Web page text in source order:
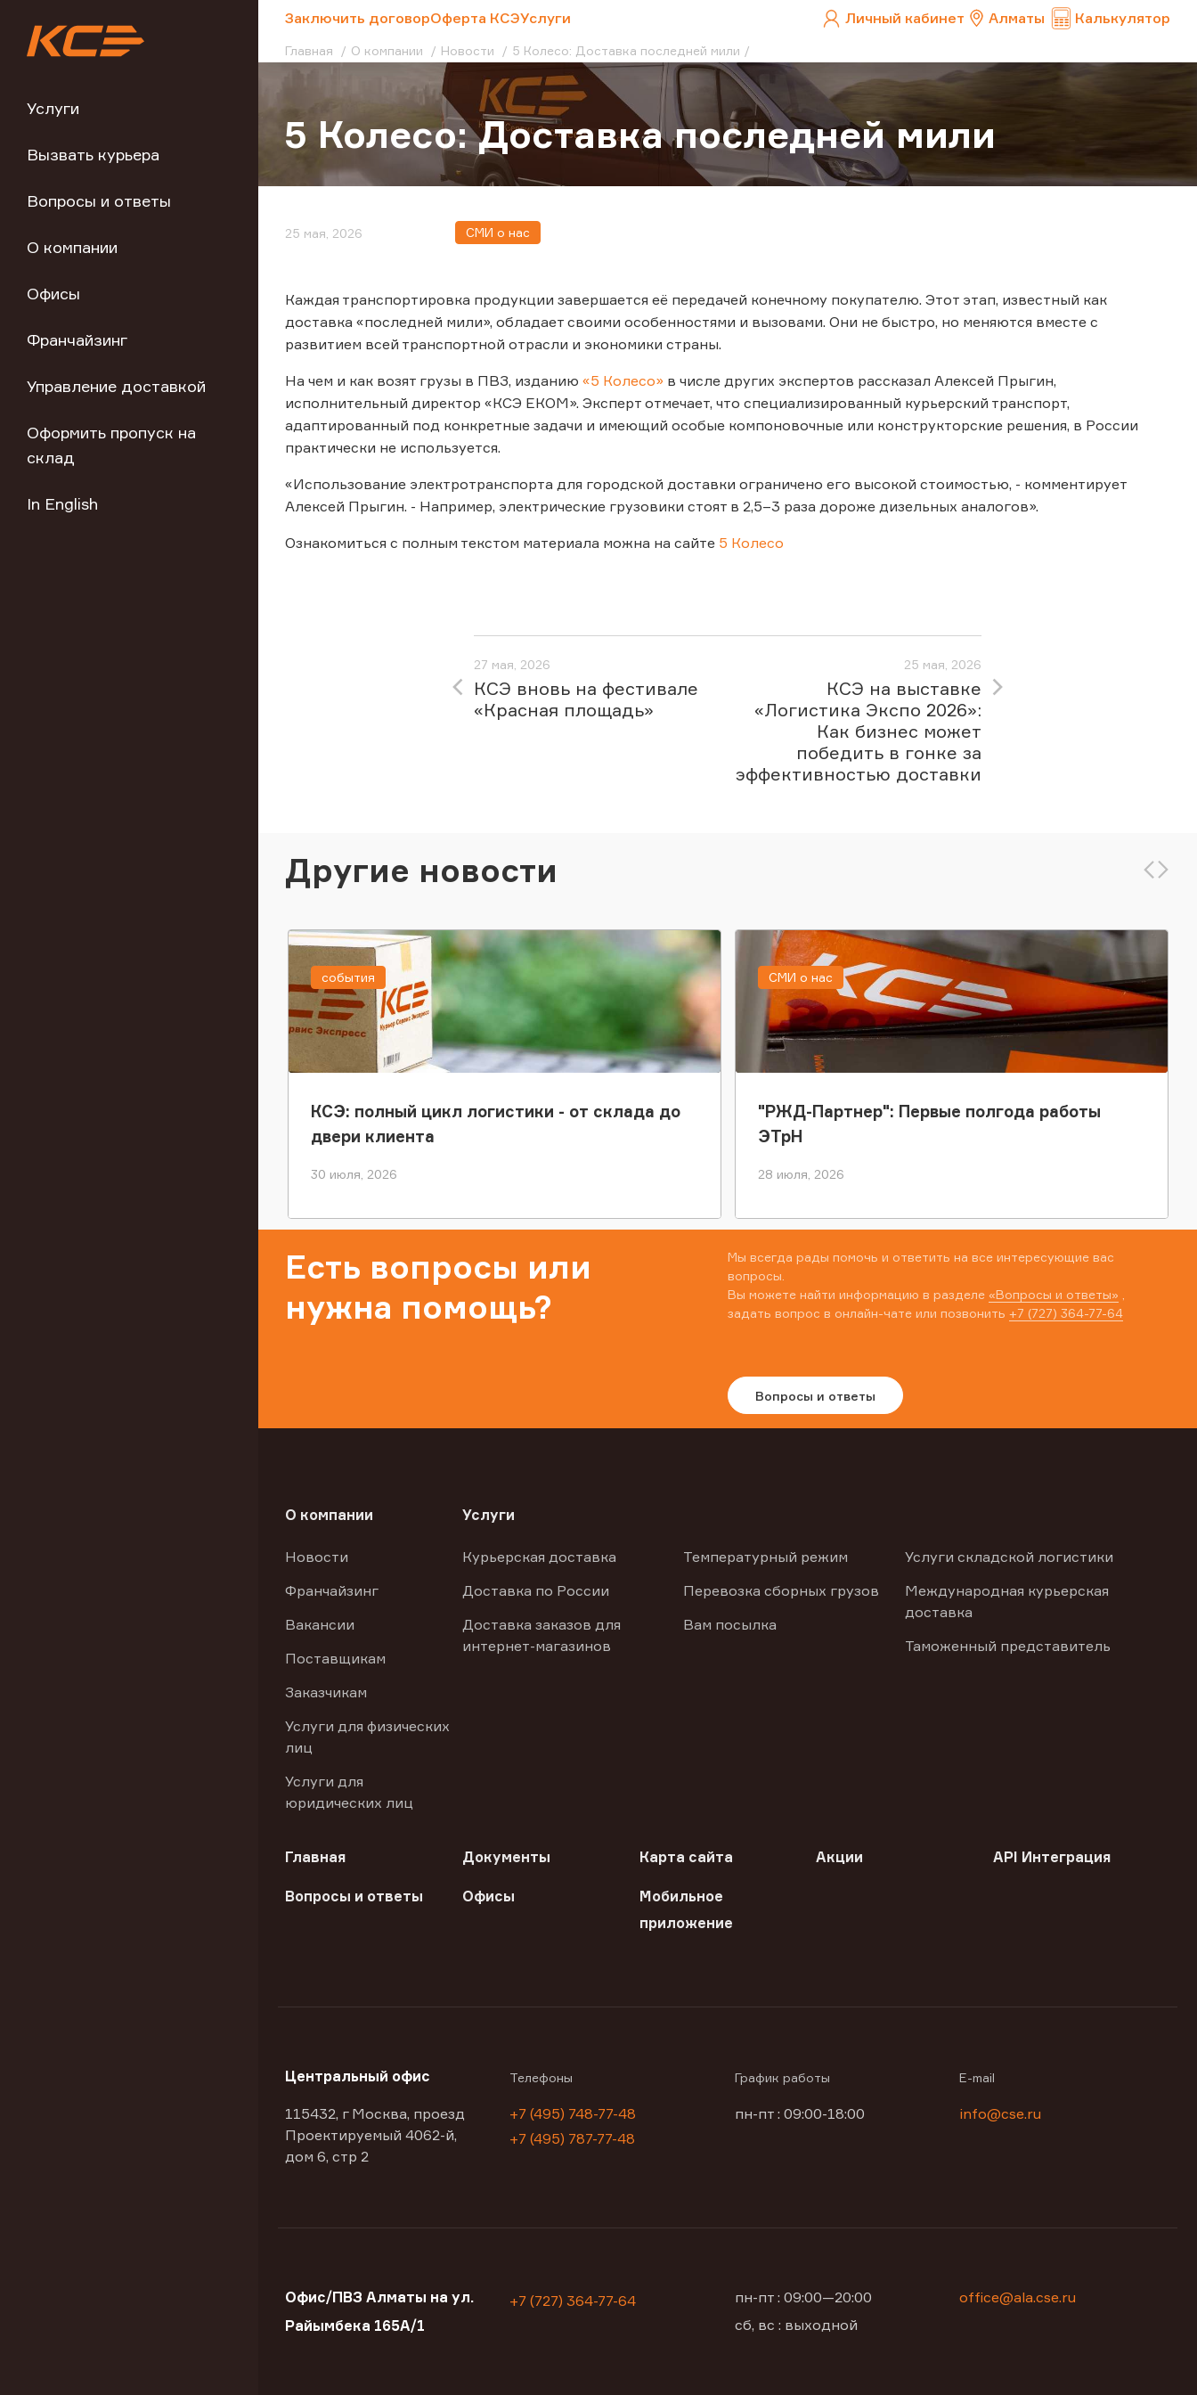
Услуги
Вызвать курьера
Вопросы и ответы
О компании
Офисы
Франчайзинг
Управление доставкой
Оформить пропуск на
склад
In English
Заключить договорОферта КСЭУслуги Личный кабинет Алматы Калькулятор
Главная О компании Новости 5 Колесо: Доставка последней мили
5 Колесо: Доставка последней мили
25 мая, 2026 СМИ о нас
Каждая транспортировка продукции завершается её передачей конечному покупателю. Этот этап, известный как
доставка «последней мили», обладает своими особенностями и вызовами. Они не быстро, но меняются вместе с
развитием всей транспортной отрасли и экономики страны.
На чем и как возят грузы в ПВЗ, изданию «5 Колесо» в числе других экспертов рассказал Алексей Прыгин,
исполнительный директор «КСЭ ЕКОМ». Эксперт отмечает, что специализированный курьерский транспорт,
адаптированный под конкретные задачи и имеющий особые компоновочные или конструкторские решения, в России
практически не используется.
«Использование электротранспорта для городской доставки ограничено его высокой стоимостью, - комментирует
Алексей Прыгин. - Например, электрические грузовики стоят в 2,5–3 раза дороже дизельных аналогов».
Ознакомиться с полным текстом материала можна на сайте 5 Колесо
27 мая, 2026
КСЭ вновь на фестивале
«Красная площадь»
25 мая, 2026
КСЭ на выставке
«Логистика Экспо 2026»:
Как бизнес может
победить в гонке за
эффективностью доставки
Другие новости
КСЭ: полный цикл логистики - от склада до
двери клиента
30 июля, 2026
события
"РЖД-Партнер": Первые полгода работы
ЭТрН
28 июля, 2026
СМИ о нас
Есть вопросы или
нужна помощь?
Мы всегда рады помочь и ответить на все интересующие вас
вопросы.
Вы можете найти информацию в разделе «Вопросы и ответы»
задать вопрос в онлайн-чате или позвонить +7 (727) 364-77-64
Вопросы и ответы
О компании
Новости
Франчайзинг
Вакансии
Поставщикам
Заказчикам
Услуги для физических
лиц
Услуги для
юридических лиц
Услуги
Курьерская доставка
Доставка по России
Доставка заказов для
интернет-магазинов
Температурный режим
Перевозка сборных грузов
Вам посылка
Услуги складской логистики
Международная курьерская
доставка
Таможенный представитель
Главная Документы Карта сайта Акции API Интеграция
Вопросы и ответы Офисы
Мобильное
приложение
Центральный офис
115432, г Москва, проезд
Проектируемый 4062-й,
дом 6, стр 2
Телефоны
+7 (495) 748-77-48
+7 (495) 787-77-48
График работы
пн-пт : 09:00-18:00
E-mail
info@cse.ru
Офис/ПВЗ Алматы на ул.
Райымбека 165А/1
+7 (727) 364-77-64
пн-пт : 09:00—20:00
сб, вс : выходной
office@ala.cse.ru